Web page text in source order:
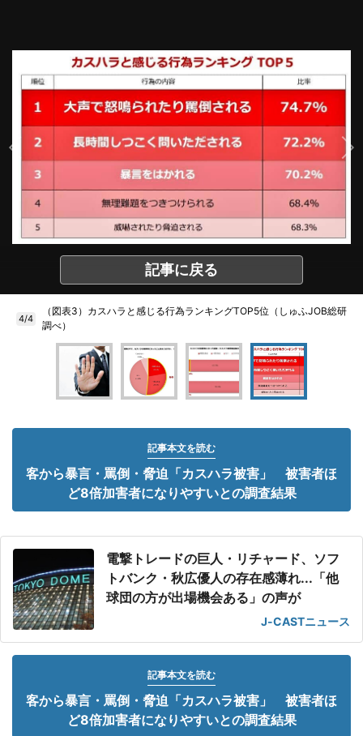
記事に戻る
4/4
（図表3）カスハラと感じる行為ランキングTOP5位（しゅふJOB総研
調べ）
記事本文を読む
客から暴言・罵倒・脅迫「カスハラ被害」 被害者ほ
ど8倍加害者になりやすいとの調査結果
電撃トレードの巨人・リチャード、ソフ
トバンク・秋広優人の存在感薄れ...「他
球団の方が出場機会ある」の声が
J-CASTニュース
記事本文を読む
客から暴言・罵倒・脅迫「カスハラ被害」 被害者ほ
ど8倍加害者になりやすいとの調査結果